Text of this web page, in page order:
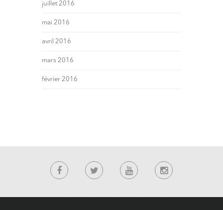
juillet 2016
mai 2016
avril 2016
mars 2016
février 2016